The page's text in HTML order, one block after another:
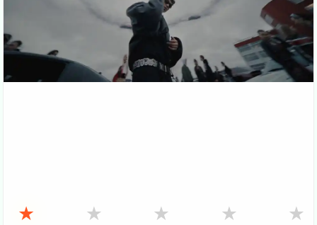
★ ★ ★ ★ ★